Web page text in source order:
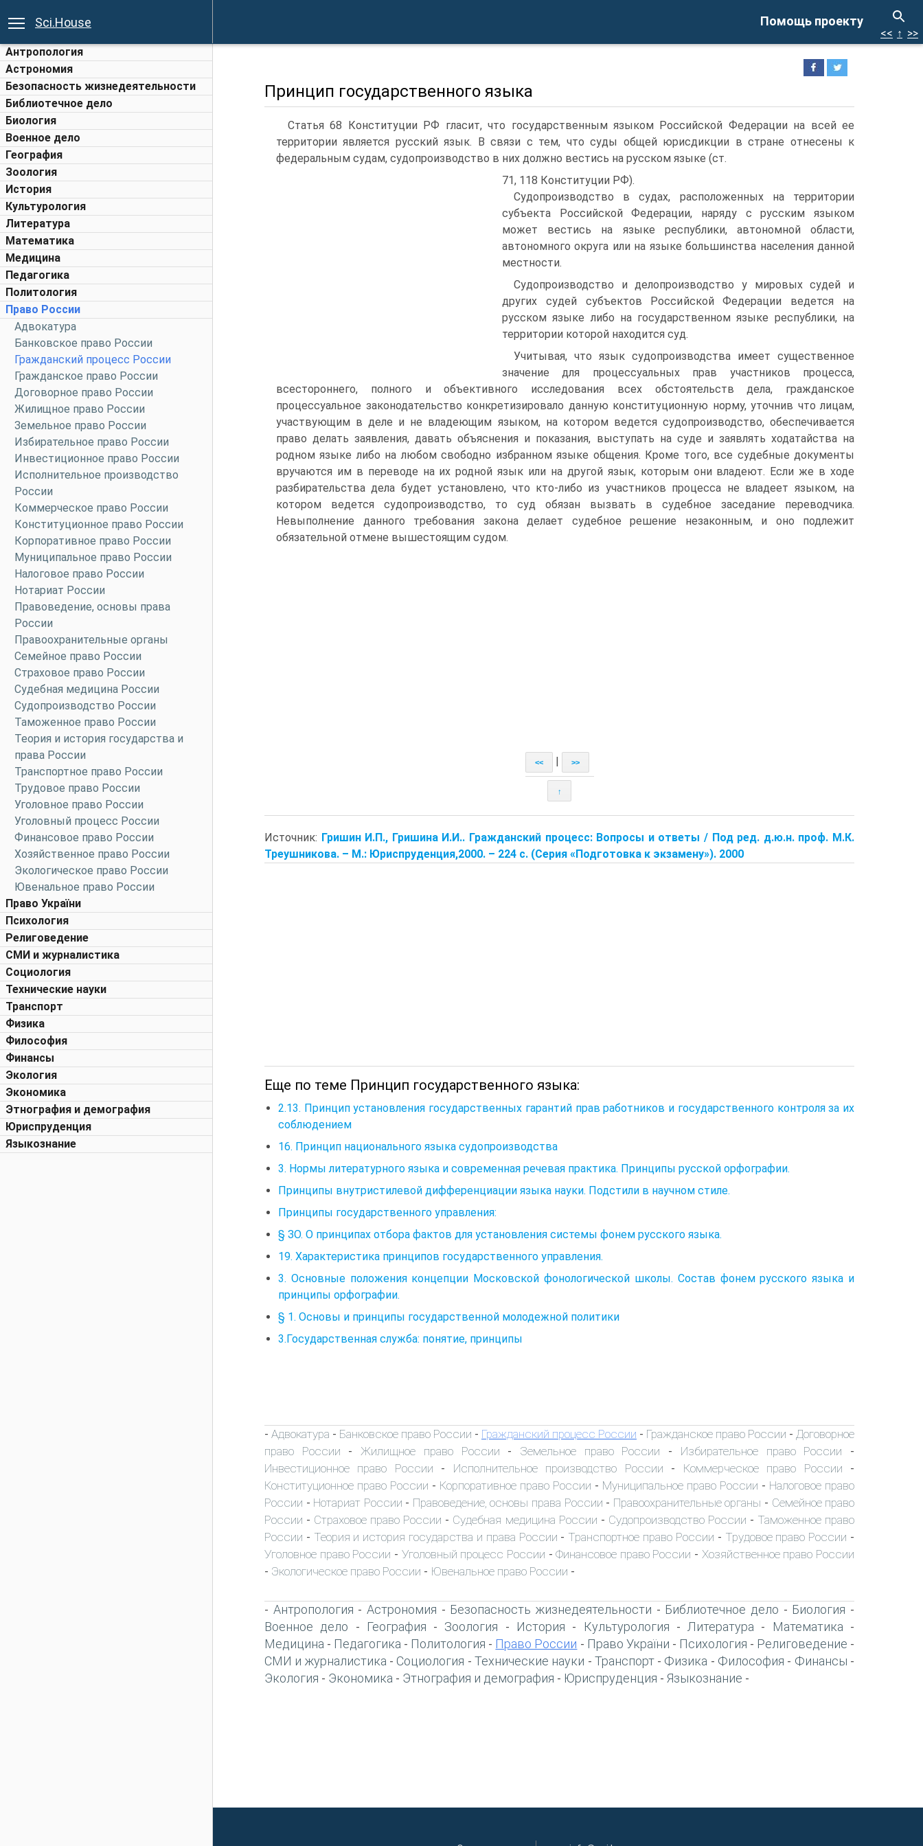
Помощь проекту
Sci.House
Антропология
Астрономия
Безопасность жизнедеятельности
Библиотечное дело
Биология
Военное дело
География
Зоология
История
Культурология
Литература
Математика
Медицина
Педагогика
Политология
Право России
Адвокатура
Банковское право России
Гражданский процесс России
Гражданское право России
Договорное право России
Жилищное право России
Земельное право России
Избирательное право России
Инвестиционное право России
Исполнительное производство
России
Коммерческое право России
Конституционное право России
Корпоративное право России
Муниципальное право России
Налоговое право России
Нотариат России
Правоведение, основы права
России
Правоохранительные органы
Семейное право России
Страховое право России
Судебная медицина России
Судопроизводство России
Таможенное право России
Теория и история государства и
права России
Транспортное право России
Трудовое право России
Уголовное право России
Уголовный процесс России
Финансовое право России
Хозяйственное право России
Экологическое право России
Ювенальное право России
Право України
Психология
Религоведение
СМИ и журналистика
Социология
Технические науки
Транспорт
Физика
Философия
Финансы
Экология
Экономика
Этнография и демография
Юриспруденция
Языкознание
<< ↑ >>
Принцип государственного языка
Статья 68 Конституции РФ гласит, что государственным языком Российской Федерации на всей ее
территории является русский язык. В связи с тем, что суды общей юрисдикции в стране отнесены к
федеральным судам, судопроизводство в них должно вестись на русском языке (ст.
71, 118 Конституции РФ).
Судопроизводство в судах, расположенных на территории
субъекта Российской Федерации, наряду с русским языком
может вестись на языке республики, автономной области,
автономного округа или на языке большинства населения данной
местности.
Судопроизводство и делопроизводство у мировых судей и
других судей субъектов Российской Федерации ведется на
русском языке либо на государственном языке республики, на
территории которой находится суд.
Учитывая, что язык судопроизводства имеет существенное
значение для процессуальных прав участников процесса,
всестороннего, полного и объективного исследования всех обстоятельств дела, гражданское
процессуальное законодательство конкретизировало данную конституционную норму, уточнив что лицам,
участвующим в деле и не владеющим языком, на котором ведется судопроизводство, обеспечивается
право делать заявления, давать объяснения и показания, выступать на суде и заявлять ходатайства на
родном языке либо на любом свободно избранном языке общения. Кроме того, все судебные документы
вручаются им в переводе на их родной язык или на другой язык, которым они владеют. Если же в ходе
разбирательства дела будет установлено, что кто-либо из участников процесса не владеет языком, на
котором ведется судопроизводство, то суд обязан вызвать в судебное заседание переводчика.
Невыполнение данного требования закона делает судебное решение незаконным, и оно подлежит
обязательной отмене вышестоящим судом.
<< >>
↑
Источник: Гришин И.П., Гришина И.И.. Гражданский процесс: Вопросы и ответы / Под ред. д.ю.н. проф. М.К.
Треушникова. – М.: Юриспруденция,2000. – 224 с. (Серия «Подготовка к экзамену»). 2000
Еще по теме Принцип государственного языка:
2.13. Принцип установления государственных гарантий прав работников и государственного контроля за их
соблюдением
16. Принцип национального языка судопроизводства
3. Нормы литературного языка и современная речевая практика. Принципы русской орфографии.
Принципы внутристилевой дифференциации языка науки. Подстили в научном стиле.
Принципы государственного управления:
§ ЗО. О принципах отбора фактов для установления системы фонем русского языка.
19. Характеристика принципов государственного управления.
3. Основные положения концепции Московской фонологической школы. Состав фонем русского языка и
принципы орфографии.
§ 1. Основы и принципы государственной молодежной политики
3.Государственная служба: понятие, принципы
- Адвокатура - Банковское право России - Гражданский процесс России - Гражданское право России - Договорное
право России - Жилищное право России - Земельное право России - Избирательное право России -
Инвестиционное право России - Исполнительное производство России - Коммерческое право России -
Конституционное право России - Корпоративное право России - Муниципальное право России - Налоговое право
России - Нотариат России - Правоведение, основы права России - Правоохранительные органы - Семейное право
России - Страховое право России - Судебная медицина России - Судопроизводство России - Таможенное право
России - Теория и история государства и права России - Транспортное право России - Трудовое право России -
Уголовное право России - Уголовный процесс России -Финансовое право России - Хозяйственное право России
- Экологическое право России - Ювенальное право России -
- Антропология -Астрономия - Безопасность жизнедеятельности - Библиотечное дело - Биология -
Военное дело - География - Зоология - История - Культурология - Литература - Математика -
Медицина - Педагогика - Политология - Право России - Право України - Психология - Религоведение -
СМИ и журналистика - Социология - Технические науки - Транспорт- Физика - Философия - Финансы -
Экология - Экономика - Этнография и демография - Юриспруденция - Языкознание -